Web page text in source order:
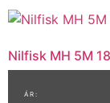
Nilfisk MH 5M